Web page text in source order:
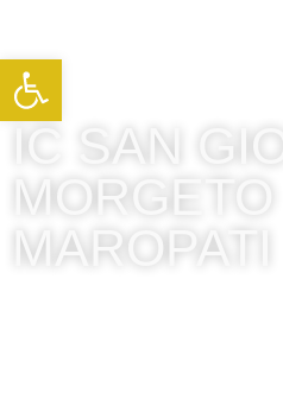
IC SAN
MORGETO
MAROPATI
Apri la barra degli strumenti